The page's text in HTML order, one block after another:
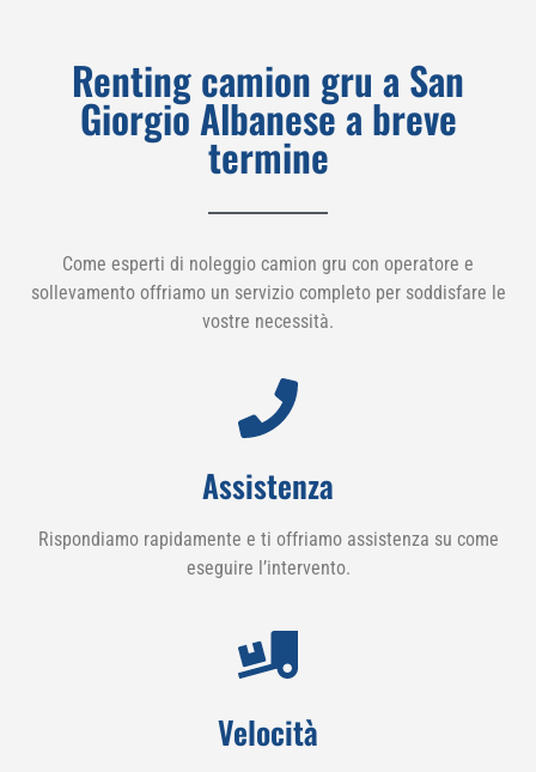
Renting camion gru a San
Giorgio Albanese a breve
termine
Come esperti di noleggio camion gru con operatore e
sollevamento offriamo un servizio completo per soddisfare le
vostre necessità.
Assistenza
Rispondiamo rapidamente e ti offriamo assistenza su come
eseguire l’intervento.
Velocità